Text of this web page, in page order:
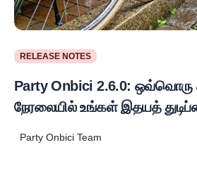
RELEASE NOTES
Party Onbici 2.6.0: ஒவ்வொரு
நேரலையில் உங்கள் இதயத்
Party Onbici Team